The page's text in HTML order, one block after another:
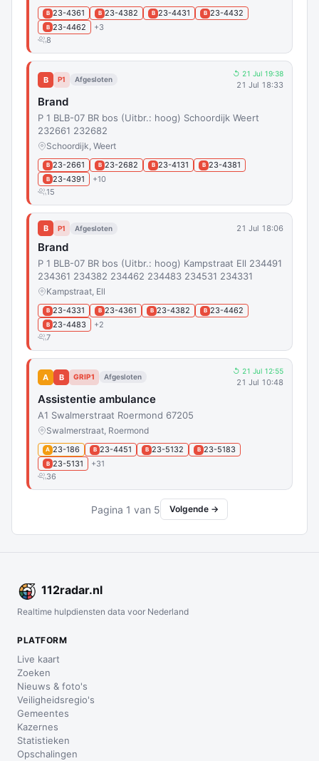
B 23-4361 B 23-4382 B 23-4431 B 23-4432
B 23-4462
+3
8
B P1 Afgesloten
↺ 21 Jul 19:38
21 Jul 18:33
Brand
P 1 BLB-07 BR bos (Uitbr.: hoog) Schoordijk Weert
232661 232682
Schoordijk, Weert
B 23-2661 B 23-2682 B 23-4131 B 23-4381
B 23-4391
+10
15
B P1 Afgesloten 21 Jul 18:06
Brand
P 1 BLB-07 BR bos (Uitbr.: hoog) Kampstraat Ell 234491
234361 234382 234462 234483 234531 234331
Kampstraat, Ell
B 23-4331 B 23-4361 B 23-4382 B 23-4462
B 23-4483
+2
7
A B GRIP1 Afgesloten
↺ 21 Jul 12:55
21 Jul 10:48
Assistentie ambulance
A1 Swalmerstraat Roermond 67205
Swalmerstraat, Roermond
A 23-186 B 23-4451 B 23-5132 B 23-5183
B 23-5131
+31
36
Pagina 1 van 5 Volgende →
112radar.nl
Realtime hulpdiensten data voor Nederland
PLATFORM
Live kaart
Zoeken
Nieuws & foto's
Veiligheidsregio's
Gemeentes
Kazernes
Statistieken
Opschalingen